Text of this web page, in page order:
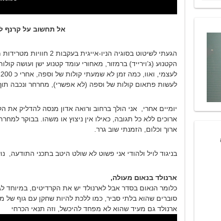
אל תחשוב על קרנף
הגעתי לשיטוט בסוגיה הניו-
הקטנוע (ג’וירייד) ברמזור, מאחורי עומד קטנוע ישן ועושה
לעשות פתאום קולות של וספה (לא אפשרי), מחרחר ונכבה
יומיים אחרי, אני הולך ברחוב ורואה אדון מנסה להדליק את
ארוכים ללא כל תגובה, כאילו אין ניצוץ או משהו. בבוקר
ארוך וכלום, הזמנתי שוב גרר.
בניגוד לויל ולהודי אני פשוט לא שולט היטב בתכני
ארנולד בנאום מעולה,
כלומר הנאום בסדר אבל לארנולד יש את הקרדיטים, במיוחד
סוברים שהוא בלתי סביר, כמו ללכת להיות שחקן עם גוף של
ארנולד גם מעיד שהוא לא מפחד להיכשל, וזה תנאי הכרחי